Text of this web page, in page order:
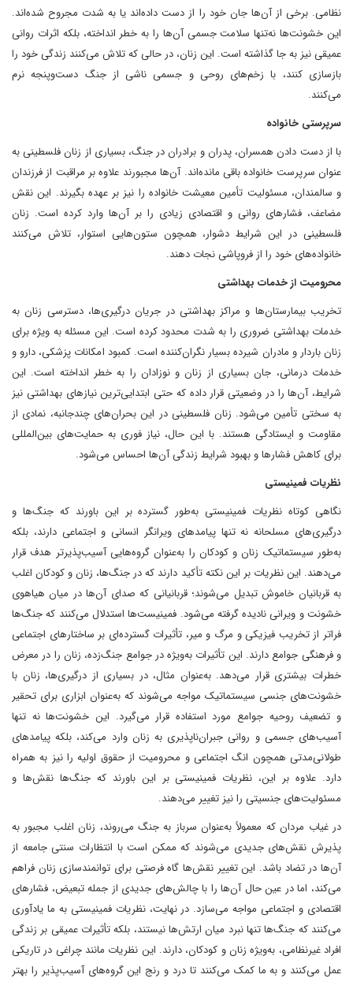
نظامی. برخی از آن‌ها جان خود را از دست داده‌اند یا به شدت مجروح شده‌اند.
این خشونت‌ها نه‌تنها سلامت جسمی آن‌ها را به خطر انداخته، بلکه اثرات روانی
عمیقی نیز به جا گذاشته است. این زنان، در حالی که تلاش می‌کنند زندگی خود را
بازسازی کنند، با زخم‌های روحی و جسمی ناشی از جنگ دست‌وپنجه نرم
می‌کنند.
سرپرستی خانواده
با از دست دادن همسران، پدران و برادران در جنگ، بسیاری از زنان فلسطینی به
عنوان سرپرست خانواده باقی مانده‌اند. آن‌ها مجبورند علاوه بر مراقبت از فرزندان
و سالمندان، مسئولیت تأمین معیشت خانواده را نیز بر عهده بگیرند. این نقش
مضاعف، فشارهای روانی و اقتصادی زیادی را بر آن‌ها وارد کرده است. زنان
فلسطینی در این شرایط دشوار، همچون ستون‌هایی استوار، تلاش می‌کنند
خانواده‌های خود را از فروپاشی نجات دهند.
محرومیت از خدمات بهداشتی
تخریب بیمارستان‌ها و مراکز بهداشتی در جریان درگیری‌ها، دسترسی زنان به
خدمات بهداشتی ضروری را به شدت محدود کرده است. این مسئله به ویژه برای
زنان باردار و مادران شیرده بسیار نگران‌کننده است. کمبود امکانات پزشکی، دارو و
خدمات درمانی، جان بسیاری از زنان و نوزادان را به خطر انداخته است. این
شرایط، آن‌ها را در وضعیتی قرار داده که حتی ابتدایی‌ترین نیازهای بهداشتی نیز
به سختی تأمین می‌شود. زنان فلسطینی در این بحران‌های چندجانبه، نمادی از
مقاومت و ایستادگی هستند. با این حال، نیاز فوری به حمایت‌های بین‌المللی
برای کاهش فشارها و بهبود شرایط زندگی آن‌ها احساس می‌شود.
نظریات فمینیستی
نگاهی کوتاه نظریات فمینیستی به‌طور گسترده بر این باورند که جنگ‌ها و
درگیری‌های مسلحانه نه تنها پیامدهای ویرانگر انسانی و اجتماعی دارند، بلکه
به‌طور سیستماتیک زنان و کودکان را به‌عنوان گروه‌هایی آسیب‌پذیرتر هدف قرار
می‌دهند. این نظریات بر این نکته تأکید دارند که در جنگ‌ها، زنان و کودکان اغلب
به قربانیان خاموش تبدیل می‌شوند؛ قربانیانی که صدای آن‌ها در میان هیاهوی
خشونت و ویرانی نادیده گرفته می‌شود. فمینیست‌ها استدلال می‌کنند که جنگ‌ها
فراتر از تخریب فیزیکی و مرگ و میر، تأثیرات گسترده‌ای بر ساختارهای اجتماعی
و فرهنگی جوامع دارند. این تأثیرات به‌ویژه در جوامع جنگ‌زده، زنان را در معرض
خطرات بیشتری قرار می‌دهد. به‌عنوان مثال، در بسیاری از درگیری‌ها، زنان با
خشونت‌های جنسی سیستماتیک مواجه می‌شوند که به‌عنوان ابزاری برای تحقیر
و تضعیف روحیه جوامع مورد استفاده قرار می‌گیرد. این خشونت‌ها نه تنها
آسیب‌های جسمی و روانی جبران‌ناپذیری به زنان وارد می‌کند، بلکه پیامدهای
طولانی‌مدتی همچون انگ اجتماعی و محرومیت از حقوق اولیه را نیز به همراه
دارد. علاوه بر این، نظریات فمینیستی بر این باورند که جنگ‌ها نقش‌ها و
مسئولیت‌های جنسیتی را نیز تغییر می‌دهند.
در غیاب مردان که معمولاً به‌عنوان سرباز به جنگ می‌روند، زنان اغلب مجبور به
پذیرش نقش‌های جدیدی می‌شوند که ممکن است با انتظارات سنتی جامعه از
آن‌ها در تضاد باشد. این تغییر نقش‌ها گاه فرصتی برای توانمندسازی زنان فراهم
می‌کند، اما در عین حال آن‌ها را با چالش‌های جدیدی از جمله تبعیض، فشارهای
اقتصادی و اجتماعی مواجه می‌سازد. در نهایت، نظریات فمینیستی به ما یادآوری
می‌کنند که جنگ‌ها تنها نبرد میان ارتش‌ها نیستند، بلکه تأثیرات عمیقی بر زندگی
افراد غیرنظامی، به‌ویژه زنان و کودکان، دارند. این نظریات مانند چراغی در تاریکی
عمل می‌کنند و به ما کمک می‌کنند تا درد و رنج این گروه‌های آسیب‌پذیر را بهتر